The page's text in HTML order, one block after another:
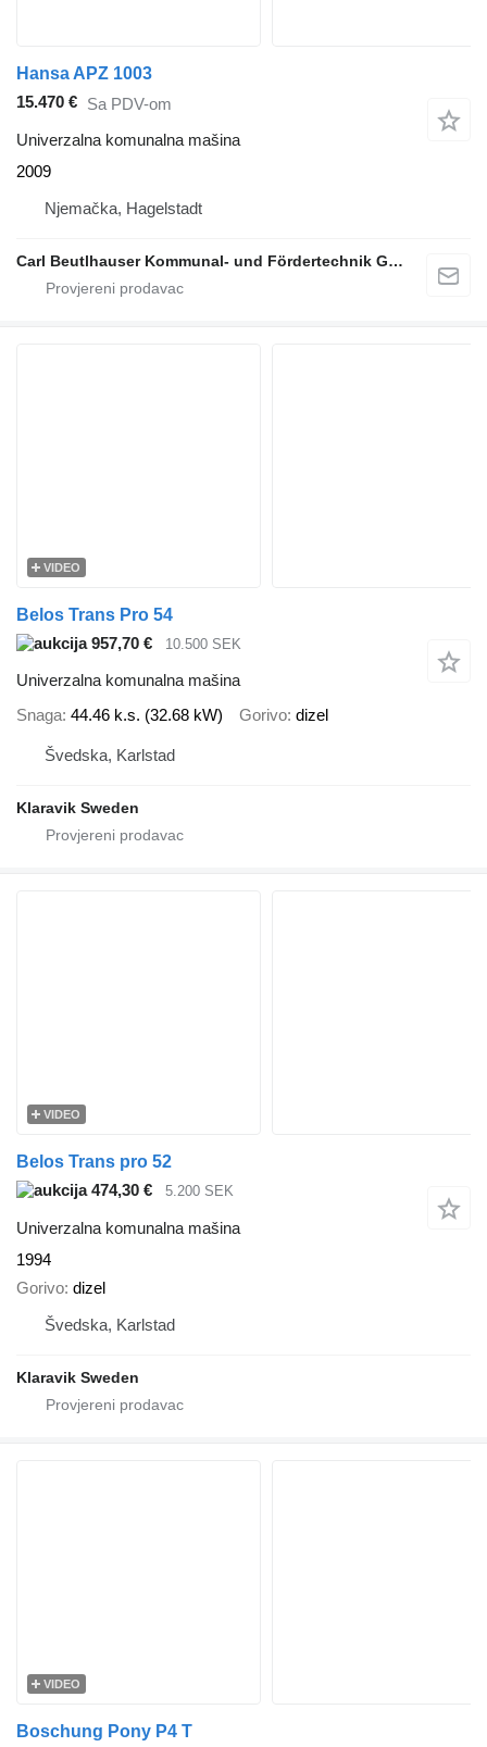
Hansa APZ 1003
15.470 € Sa PDV-om
Univerzalna komunalna mašina
2009
Njemačka, Hagelstadt
Carl Beutlhauser Kommunal- und Fördertechnik GmbH & Co. KG
VIDEO
Belos Trans Pro 54
957,70 €
10.500 SEK
Univerzalna komunalna mašina
Snaga 44.46 k.s. (32.68 kW) Gorivo dizel
Švedska, Karlstad
Klaravik Sweden
VIDEO
Belos Trans pro 52
474,30 €
5.200 SEK
Univerzalna komunalna mašina
1994
Gorivo dizel
Švedska, Karlstad
Klaravik Sweden
VIDEO
Boschung Pony P4 T